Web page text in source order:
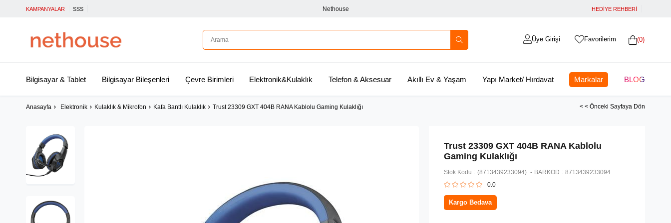
KAMPANYALAR SSS Nethouse HEDİYE REHBERİ
0
Favorilerim
Üye Girişi
Bilgisayar & Tablet Bilgisayar Bileşenleri Çevre Birimleri Elektronik&Kulaklık Telefon & Aksesuar Akıllı Ev & Yaşam Yapı Market/ Hırdavat Markalar BLOG
Anasayfa Elektronik Kulaklık & Mikrofon Kafa Bantlı Kulaklık Trust 23309 GXT 404B RANA Kablolu Gaming Kulaklığı < < Önceki Sayfaya Dön
Trust 23309 GXT 404B RANA Kablolu
Gaming Kulaklığı
Stok Kodu (8713439233094) BARKOD : 8713439233094
0.0
Kargo Bedava